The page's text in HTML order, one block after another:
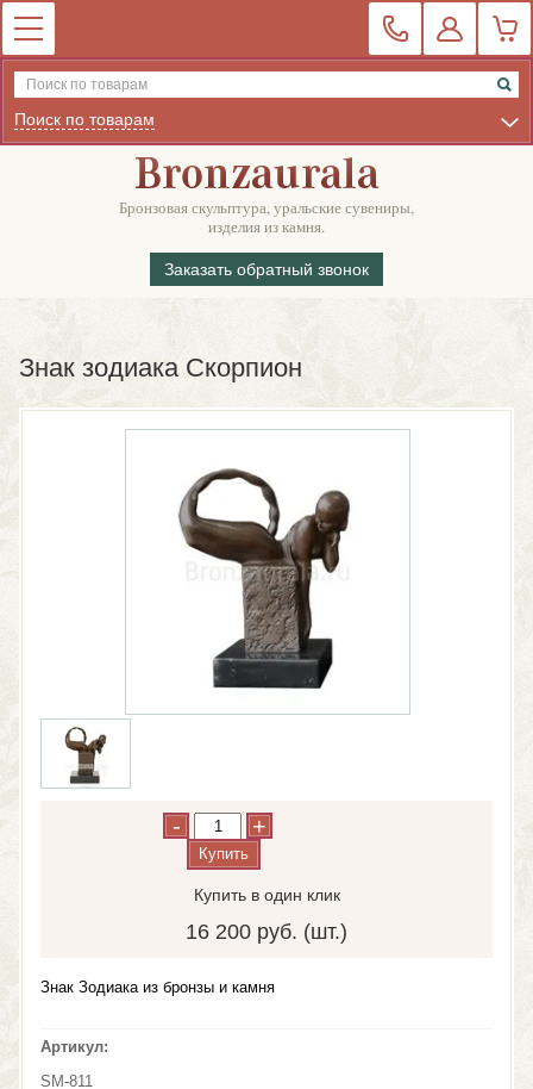
Поиск по товарам
Бронзовая скульптура, уральские сувениры,
изделия из камня.
Заказать обратный звонок
Знак зодиака Скорпион
- +
Купить
Купить в один клик
16 200 руб. (шт.)
Знак Зодиака из бронзы и камня
Артикул:
SM-811